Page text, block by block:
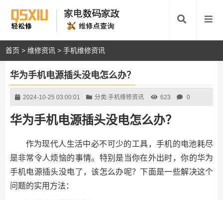
首页 >维修资讯 >手机维修资讯
华为手机电源插头没电怎么办？
2024-10-25 03:00:01 分类:手机维修资讯 623 0
华为手机电源插头没电怎么办？
作为现代人生活中必不可少的工具，手机的电池耗尽
是非常令人烦恼的事情。特别是当你在外出时，你的华为
手机电源插头没电了，该怎么办呢？下面是一些解决这个
问题的实用方法：